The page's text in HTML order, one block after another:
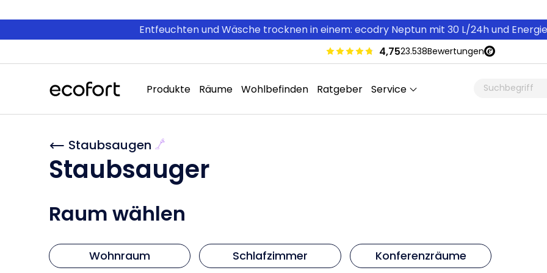
Entfeuchten und Wäsche trocknen in einem: ecodry Neptun mit 30 L/24h und
4,7523.538Bewertungen
Produkte Räume Wohlbefinden Ratgeber Service
Staubsaugen
Kategorie:
Staubsauger
Raum wählen
Wohnraum Schlafzimmer Konferenzräume